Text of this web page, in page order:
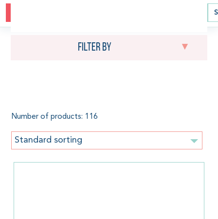
Filter by
Number of products: 116
Standard sorting